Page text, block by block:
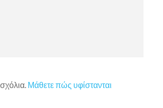
Μάθετε πώς υφίστανται